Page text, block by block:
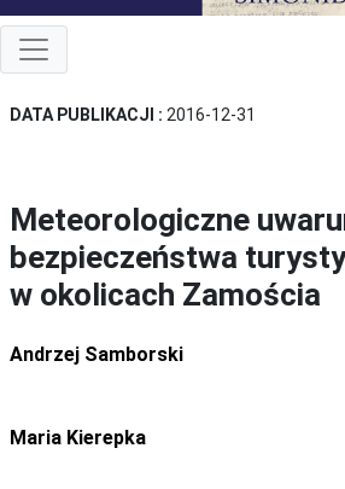
DATA PUBLIKACJI : 2016-12-31
Meteorologiczne
bezpieczeństwa
w okolicach Zamościa
Andrzej Samborski
Maria Kierepka